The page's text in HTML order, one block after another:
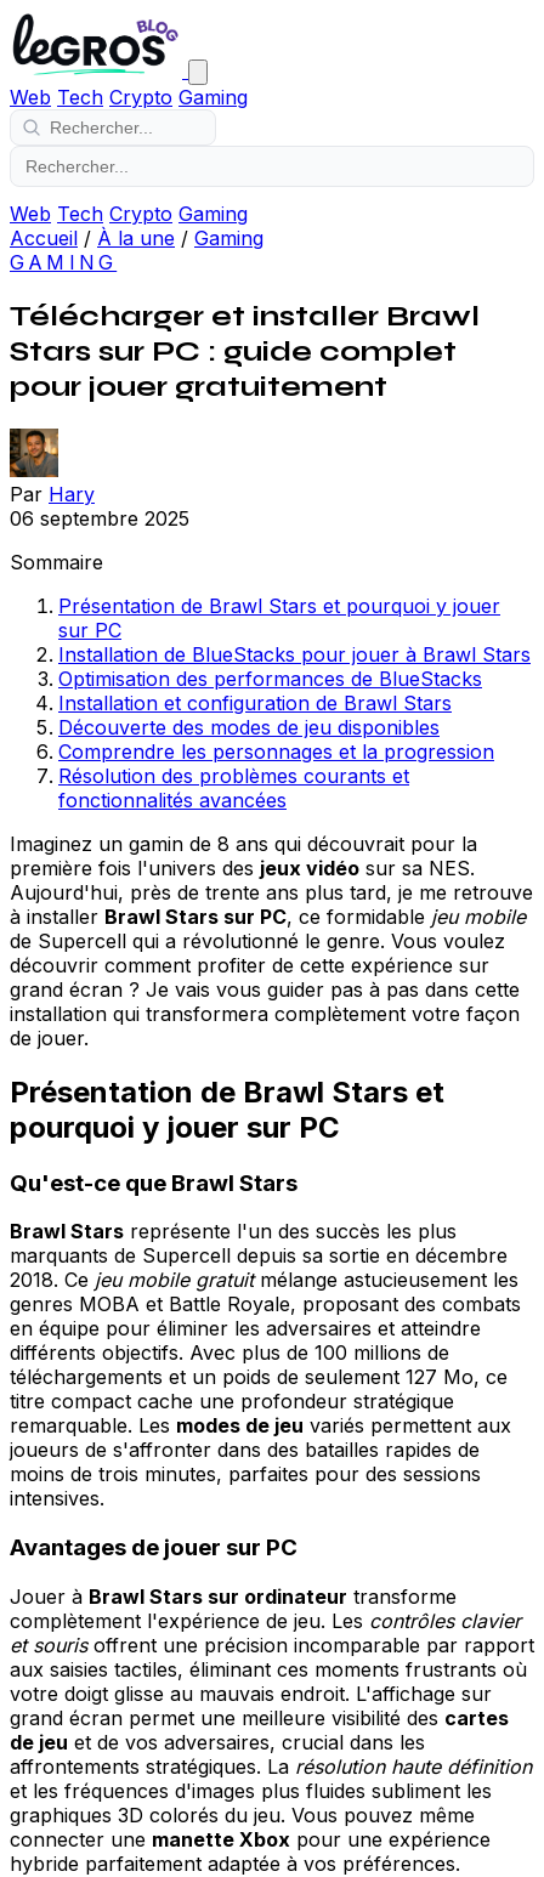
Web Tech Crypto Gaming
Web Tech Crypto Gaming
Accueil / À la une / Gaming
GAMING
Télécharger et installer Brawl
Stars sur PC : guide complet
pour jouer gratuitement
Par Hary
06 septembre 2025
Sommaire
Présentation de Brawl Stars et pourquoi y jouer
sur PC
Installation de BlueStacks pour jouer à Brawl Stars
Optimisation des performances de BlueStacks
Installation et configuration de Brawl Stars
Découverte des modes de jeu disponibles
Comprendre les personnages et la progression
Résolution des problèmes courants et
fonctionnalités avancées
Imaginez un gamin de 8 ans qui découvrait pour la
première fois l'univers des jeux vidéo sur sa NES.
Aujourd'hui, près de trente ans plus tard, je me retrouve
à installer Brawl Stars sur PC, ce formidable jeu mobile
de Supercell qui a révolutionné le genre. Vous voulez
découvrir comment profiter de cette expérience sur
grand écran ? Je vais vous guider pas à pas dans cette
installation qui transformera complètement votre façon
de jouer.
Présentation de Brawl Stars et
pourquoi y jouer sur PC
Qu'est-ce que Brawl Stars
Brawl Stars représente l'un des succès les plus
marquants de Supercell depuis sa sortie en décembre
2018. Ce jeu mobile gratuitmélange astucieusement les
genres MOBA et Battle Royale, proposant des combats
en équipe pour éliminer les adversaires et atteindre
différents objectifs. Avec plus de 100 millions de
téléchargements et un poids de seulement 127 Mo, ce
titre compact cache une profondeur stratégique
remarquable. Les modes de jeu variés permettent aux
joueurs de s'affronter dans des batailles rapides de
moins de trois minutes, parfaites pour des sessions
intensives.
Avantages de jouer sur PC
Jouer à Brawl Stars sur ordinateur transforme
complètement l'expérience de jeu. Les contrôles clavier
et sourisoffrent une précision incomparable par rapport
aux saisies tactiles, éliminant ces moments frustrants où
votre doigt glisse au mauvais endroit. L'affichage sur
grand écran permet une meilleure visibilité des cartes
de jeu et de vos adversaires, crucial dans les
affrontements stratégiques. La résolution haute définition
et les fréquences d'images plus fluides subliment les
graphiques 3D colorés du jeu. Vous pouvez même
connecter une manette Xbox pour une expérience
hybride parfaitement adaptée à vos préférences.